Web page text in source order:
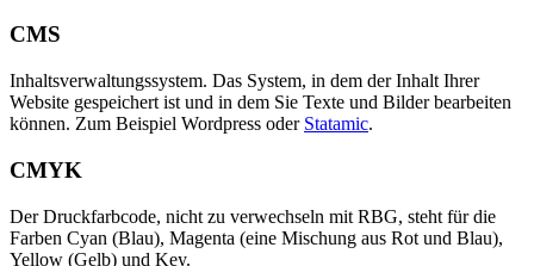
CMS
Inhaltsverwaltungssystem. Das System, in dem der Inhalt Ihrer
Website gespeichert ist und in dem Sie Texte und Bilder bearbeiten
können. Zum Beispiel Wordpress oder Statamic.
CMYK
Der Druckfarbcode, nicht zu verwechseln mit RBG, steht für die
Farben Cyan (Blau), Magenta (eine Mischung aus Rot und Blau),
Yellow (Gelb) und Key.